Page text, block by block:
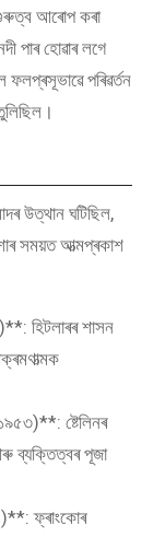
আৰোপ কৰা
পাৰ হোৱাৰ লগে
ফলপ্ৰসূভাৱে পৰিৱৰ্তন
উত্থান ঘটিছিল,
সময়ত আত্মপ্ৰকাশ
হিটলাৰৰ শাসন
ষ্টেলিনৰ
ব্যক্তিত্বৰ পূজা
ফ্ৰাংকোৰ